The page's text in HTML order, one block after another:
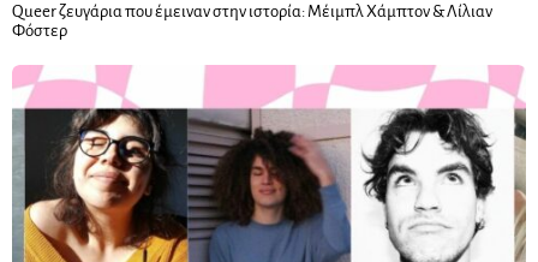
Queer ζευγάρια που έμειναν στην ιστορία: Μέιμπλ Χάμπτον & Λίλιαν
Φόστερ